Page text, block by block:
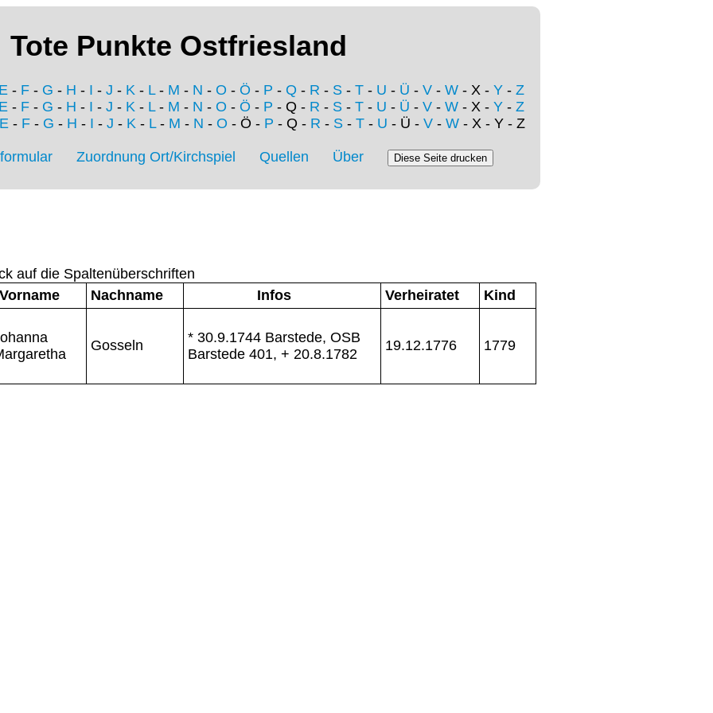
Tote Punkte Ostfriesland
- F - G - H - I - J - K - L- M - N - O - Ö - P - Q - R - S - T - U - Ü - V - W - X - Y - Z
- F - G - H - I - J - K - L- M - N - O - Ö - P - Q - R - S - T - U - Ü - V - W - X - Y - Z
- F- G - H - I - J - K- L- M - N - O - Ö - P - Q - R - S- T- U - Ü - V- W- X - Y - Z
Zuordnung Ort/Kirchspiel Quellen Über
auf die Spaltenüberschriften
Vorname
Nachname Infos Verheiratet Kind
Gosseln
* 30.9.1744 Barstede, OSB
Barstede 401, + 20.8.1782
19.12.1776 1779